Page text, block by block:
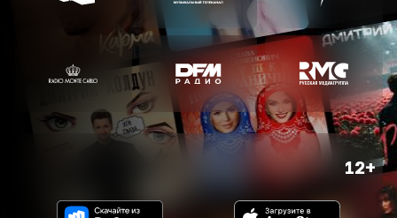
12+